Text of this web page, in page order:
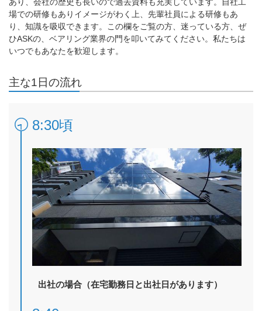
場での研修もありイメージがわく上、先輩社員による研修もあ
り、知識を吸収できます。この欄をご覧の方、迷っている方、ぜ
ひASKの、ベアリング業界の門を叩いてみてください。私たちは
いつでもあなたを歓迎します。
主な1日の流れ
8:30頃
出社の場合（在宅勤務日と出社日があります）